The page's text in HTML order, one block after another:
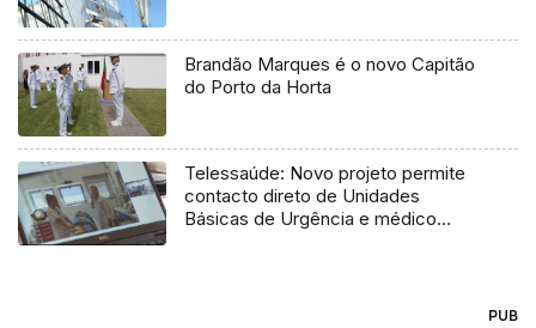
Brandão Marques é o novo Capitão
do Porto da Horta
Telessaúde: Novo projeto permite
contacto direto de Unidades
Básicas de Urgência e médico
PUB